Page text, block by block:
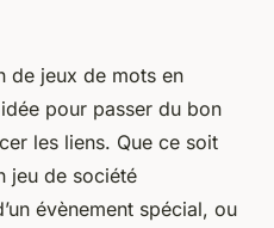
de jeux de mots en
pour passer du bon
les liens. Que ce soit
jeu de société
évènement spécial, ou